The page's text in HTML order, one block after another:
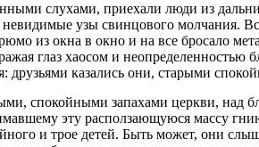
слухами, приехали люди из
невидимые узы свинцового молчания.
из окна в окно и на все бросало
глаз хаосом и
друзьями казались они, старыми
спокойными запахами церкви, над
эту расползающуюся массу
и трое детей. Быть может, они